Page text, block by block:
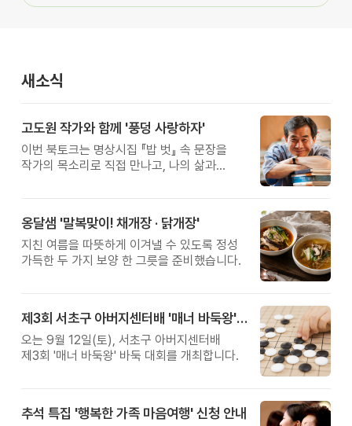
새소식
고도원 작가와 함께 '풍덩 사랑하자'
이번 북토크는 명상시집 『밥 벗』 속 문장을
작가의 목소리로 직접 만나고, 나의 삶과
옹달샘 '말복맞이! 채개장 · 닭개장'
지친 여름을 따뜻하게 이겨낼 수 있도록 정성
가득한 두 가지 보양 한 그릇을 준비했습니다.
제3회 서초구 아버지센터배 '매너 바둑왕' 대회
오는 9월 12일(토), 서초구 아버지센터배
제3회 '매너 바둑왕' 바둑 대회를 개최합니다.
추석 특집 '행복한 가족 마음여행' 신청 안내